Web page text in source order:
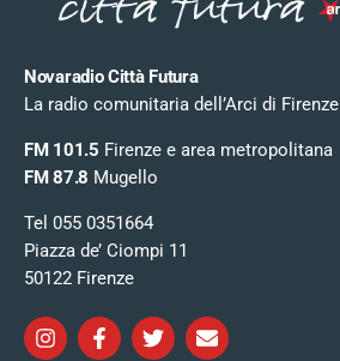
Novaradio Città Futura
La radio comunitaria dell’Arci di Firenze
FM 101.5 Firenze e area metropolitana
FM 87.8 Mugello
Tel 055 0351664
Piazza de’ Ciompi 11
50122 Firenze